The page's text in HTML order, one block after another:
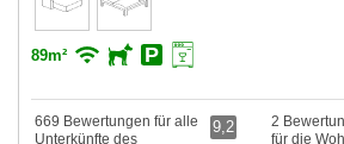
89m²
669 Bewertungen für alle
Unterkünfte des
9,2
2
für die